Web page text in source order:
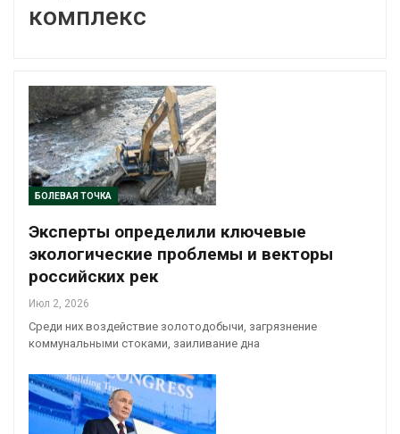
комплекс
БОЛЕВАЯ ТОЧКА
Эксперты определили ключевые
экологические проблемы и векторы
российских рек
Июл 2, 2026
Среди них воздействие золотодобычи, загрязнение
коммунальными стоками, заиливание дна